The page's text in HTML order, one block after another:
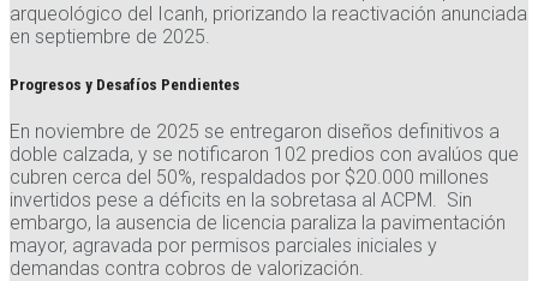
arqueológico del Icanh, priorizando la reactivación anunciada
en septiembre de 2025.
Progresos y Desafíos Pendientes
En noviembre de 2025 se entregaron diseños definitivos a
doble calzada, y se notificaron 102 predios con avalúos que
cubren cerca del 50%, respaldados por $20.000 millones
invertidos pese a déficits en la sobretasa al ACPM. Sin
embargo, la ausencia de licencia paraliza la pavimentación
mayor, agravada por permisos parciales iniciales y
demandas contra cobros de valorización.